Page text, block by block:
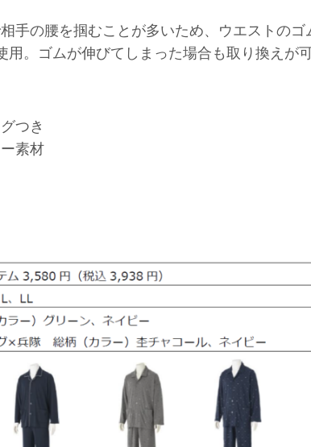
手の腰を掴むことが多いため、ウエストのゴ
。ゴムが伸びてしまった場合も取り換えが
つき
素材